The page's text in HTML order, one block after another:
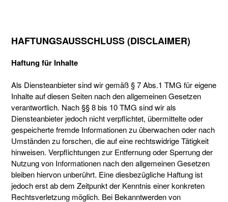
HAFTUNGSAUSSCHLUSS (DISCLAIMER)
Haftung für Inhalte
Als Diensteanbieter sind wir gemäß § 7 Abs.1 TMG für eigene
Inhalte auf diesen Seiten nach den allgemeinen Gesetzen
verantwortlich. Nach §§ 8 bis 10 TMG sind wir als
Diensteanbieter jedoch nicht verpflichtet, übermittelte oder
gespeicherte fremde Informationen zu überwachen oder nach
Umständen zu forschen, die auf eine rechtswidrige Tätigkeit
hinweisen. Verpflichtungen zur Entfernung oder Sperrung der
Nutzung von Informationen nach den allgemeinen Gesetzen
bleiben hiervon unberührt. Eine diesbezügliche Haftung ist
jedoch erst ab dem Zeitpunkt der Kenntnis einer konkreten
Rechtsverletzung möglich. Bei Bekanntwerden von